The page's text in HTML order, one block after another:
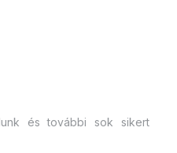
és további sok sikert